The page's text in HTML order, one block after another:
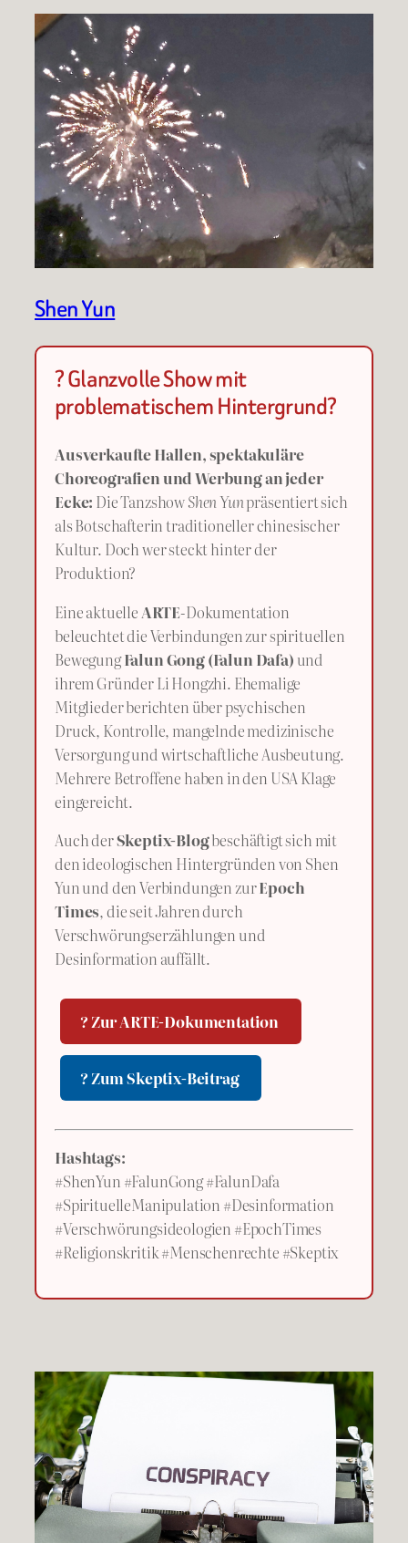
Shen Yun
? Glanzvolle Show mit
problematischem Hintergrund?
Ausverkaufte Hallen, spektakuläre
Choreografien und Werbung an jeder
Ecke: Die TanzshowShen Yunpräsentiert sich
als Botschafterin traditioneller chinesischer
Kultur. Doch wer steckt hinter der
Produktion?
Eine aktuelle ARTE-Dokumentation
beleuchtet die Verbindungen zur spirituellen
BewegungFalun Gong (Falun Dafa) und
ihrem Gründer Li Hongzhi. Ehemalige
Mitglieder berichten über psychischen
Druck, Kontrolle, mangelnde medizinische
Versorgung und wirtschaftliche Ausbeutung.
Mehrere Betroffene haben in den USA Klage
eingereicht.
Auch derSkeptix-Blogbeschäftigt sich mit
den ideologischen Hintergründen von Shen
Yun und den Verbindungen zurEpoch
Times, die seit Jahren durch
Verschwörungserzählungen und
Desinformation auffällt.
? Zur ARTE-Dokumentation
? Zum Skeptix-Beitrag
Hashtags:
#ShenYun #FalunGong #FalunDafa
#SpirituelleManipulation #Desinformation
#Verschwörungsideologien #EpochTimes
#Religionskritik #Menschenrechte #Skeptix